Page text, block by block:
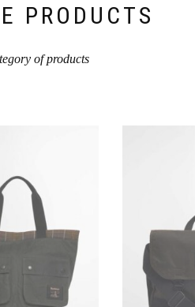
PRODUCTS
of products